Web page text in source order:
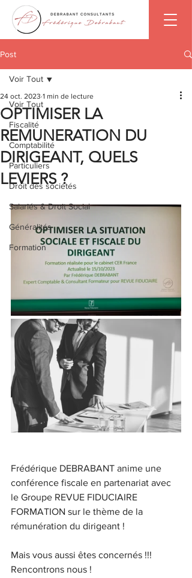
Post
Voir Tout
Fiscalité
Comptabilité
Particuliers
Droit des sociétés
Salariés & Droit Social
Généralités
Formation
Voir Tout
OPTIMISER LA
REMUNERATION DU
DIRIGEANT, QUELS
LEVIERS ?
24 oct. 2023 1 min de lecture
Frédérique DEBRABANT anime une
conférence fiscale en partenariat avec
le Groupe REVUE FIDUCIAIRE
FORMATION sur le thème de la
rémunération du dirigeant !
Mais vous aussi êtes concernés !!!
Rencontrons nous !